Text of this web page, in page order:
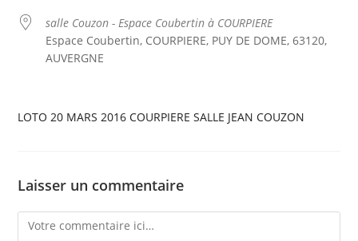
salle Couzon - Espace Coubertin à COURPIERE
Espace Coubertin, COURPIERE, PUY DE DOME, 63120,
AUVERGNE
LOTO 20 MARS 2016 COURPIERE SALLE JEAN COUZON
Laisser un commentaire